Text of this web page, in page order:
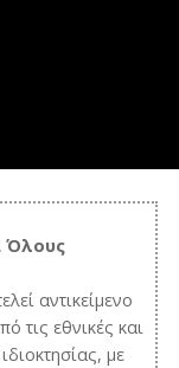
Όλους
αντικείμενο
τις εθνικές και
με